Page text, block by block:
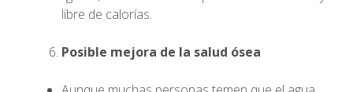
libre de calorías.
Posible mejora de la salud ósea